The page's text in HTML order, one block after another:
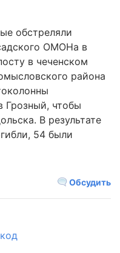
обстреляли
ОМОНа в
в чеченском
района
Грозный, чтобы
В результате
54 были
Обсудить